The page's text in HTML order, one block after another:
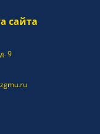
сайта
9